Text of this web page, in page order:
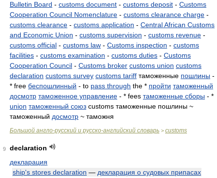
Bulletin Board - customs document - customs deposit - Customs
Cooperation Council Nomenclature - customs clearance charge -
customs clearance - customs application - Central African Customs
and Economic Union - customs supervision - customs revenue -
customs official - customs law - Customs inspection - customs
facilities - customs examination - customs duties - Customs
Cooperation Council - Customs broker customs union customs
declaration customs survey customs tariff таможенные пошлины -
* free беспошлинный - to pass through the * пройти таможенный
досмотр таможенное управление - * fees таможенные сборы - *
union таможенный союз customs таможенные пошлины ~
таможенный досмотр ~ таможня
Большой англо-русский и русско-английский словарь > customs
9
declaration
декларация
ship's stores declaration — декларация о судовых припасах